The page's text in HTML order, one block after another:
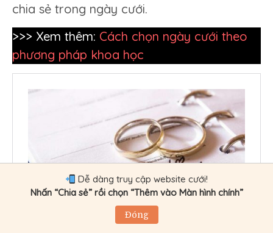
chia sẻ trong ngày cưới.
>>> Xem thêm: Cách chọn ngày cưới theo
phương pháp khoa học
Dễ dàng truy cập website cưới!
Nhấn “Chia sẻ” rồi chọn “Thêm vào Màn hình chính”
Đóng